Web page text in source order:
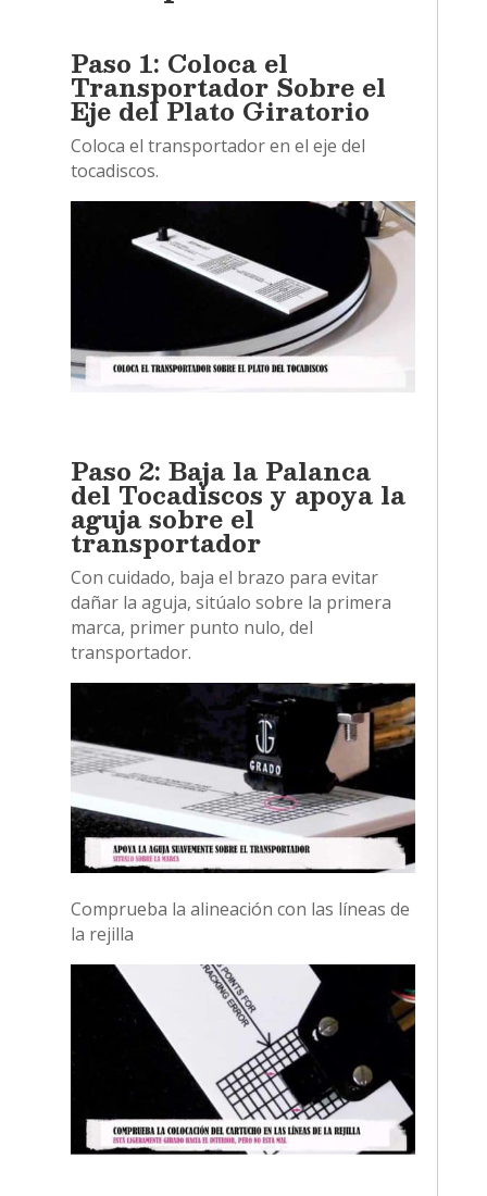
Paso 1: Coloca el
Transportador Sobre el
Eje del Plato Giratorio
Coloca el transportador en el eje del
tocadiscos.
Paso 2: Baja la Palanca
del Tocadiscos y apoya la
aguja sobre el
transportador
Con cuidado, baja el brazo para evitar
dañar la aguja, sitúalo sobre la primera
marca, primer punto nulo, del
transportador.
Comprueba la alineación con las líneas de
la rejilla